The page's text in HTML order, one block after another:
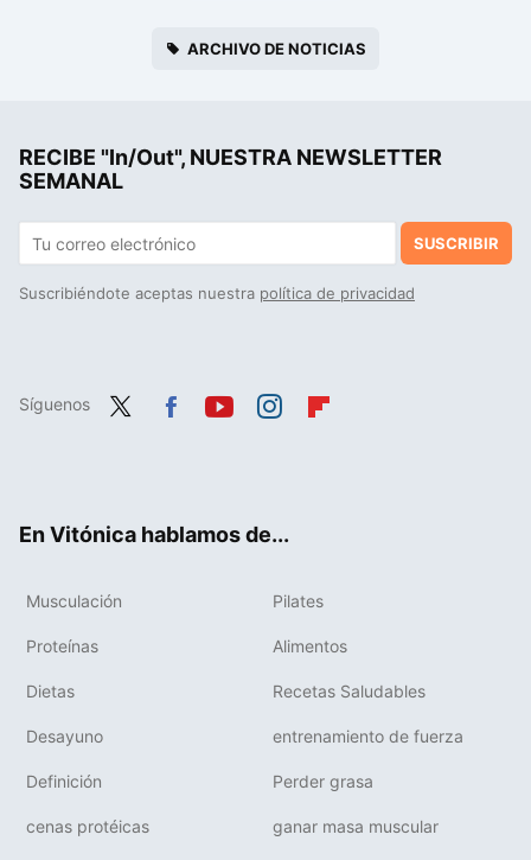
ARCHIVO DE NOTICIAS
RECIBE "In/Out", NUESTRA NEWSLETTER
SEMANAL
SUSCRIBIR
Suscribiéndote aceptas nuestra política de privacidad
Síguenos
En Vitónica hablamos de...
Musculación Pilates
Proteínas Alimentos
Dietas Recetas Saludables
Desayuno entrenamiento de fuerza
Definición Perder grasa
cenas protéicas ganar masa muscular